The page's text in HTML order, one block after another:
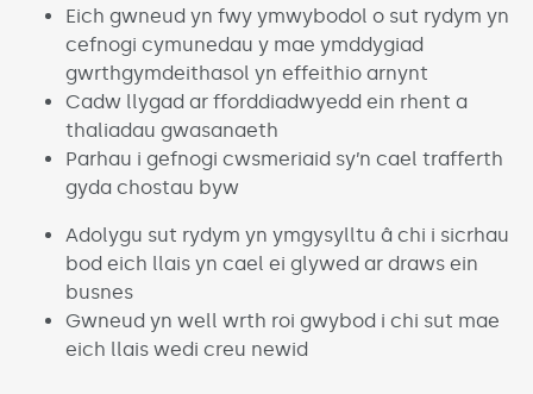
Eich gwneud yn fwy ymwybodol o sut rydym yn
cefnogi cymunedau y mae ymddygiad
gwrthgymdeithasol yn effeithio arnynt
Cadw llygad ar fforddiadwyedd ein rhent a
thaliadau gwasanaeth
Parhau i gefnogi cwsmeriaid sy’n cael trafferth
gyda chostau byw
Adolygu sut rydym yn ymgysylltu â chi i sicrhau
bod eich llais yn cael ei glywed ar draws ein
busnes
Gwneud yn well wrth roi gwybod i chi sut mae
eich llais wedi creu newid